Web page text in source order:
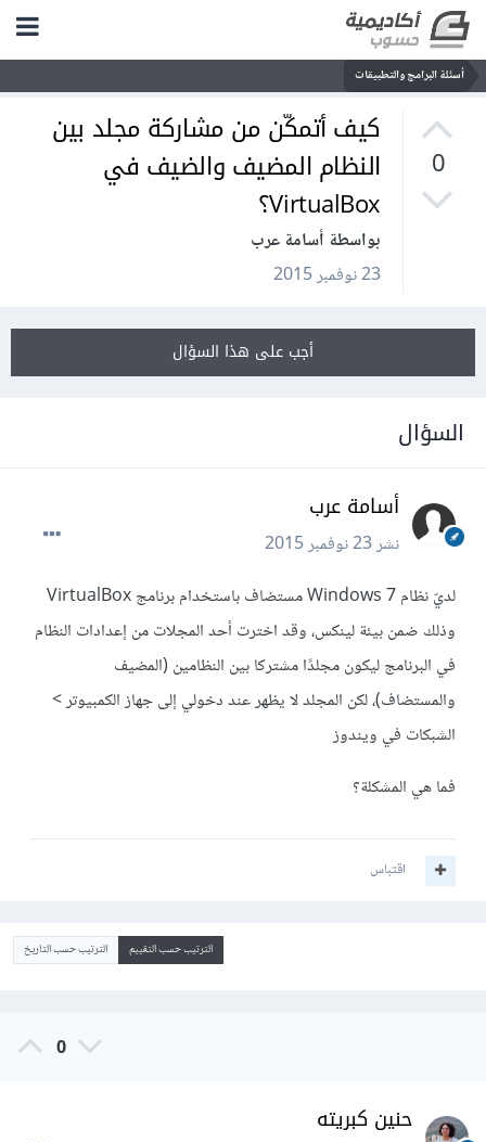
أسئلة البرامج والتطبيقات
0
كيف أتمكّن من مشاركة مجلد بين
النظام المضيف والضيف في
VirtualBox؟
بواسطة أسامة عرب
23 نوفمبر 2015
أجب على هذا السؤال
السؤال
أسامة عرب
نشر23 نوفمبر 2015
لديّ نظام Windows 7 مستضاف باستخدام برنامج VirtualBox
وذلك ضمن بيئة لينكس، وقد اخترت أحد المجلات من إعدادات النظام
في البرنامج ليكون مجلدًا مشتركا بين النظامين (المضيف
والمستضاف)، لكن المجلد لا يظهر عند دخولي إلى جهاز الكمبيوتر >
الشبكات في ويندوز
فما هي المشكلة؟
اقتباس
الترتيب حسب التقييم الترتيب حسب التاريخ
0
حنين كبريته